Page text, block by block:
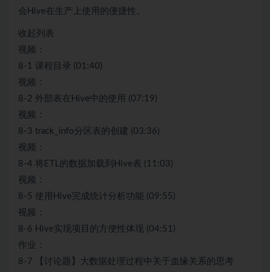
会Hive在生产上使用的便捷性。
收起列表
视频：
8-1 课程目录 (01:40)
视频：
8-2 外部表在Hive中的使用 (07:19)
视频：
8-3 track_info分区表的创建 (03:36)
视频：
8-4 将ETL的数据加载到Hive表 (11:03)
视频：
8-5 使用Hive完成统计分析功能 (09:55)
视频：
8-6 Hive实现项目的方便性体现 (04:51)
作业：
8-7 【讨论题】大数据处理过程中关于血缘关系的思考